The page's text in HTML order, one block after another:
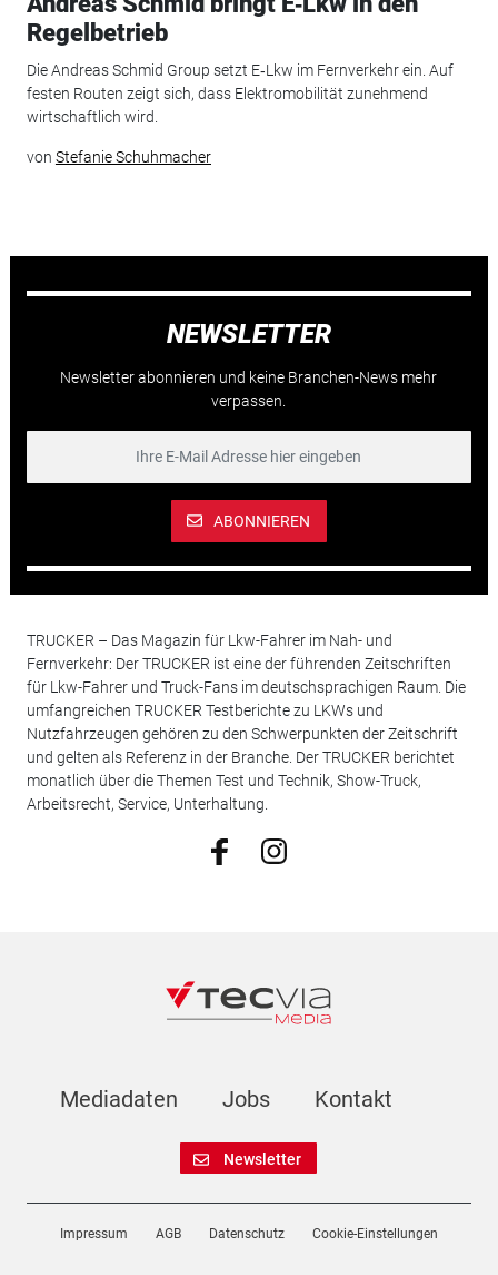
Regelbetrieb
Die Andreas Schmid Group setzt E‑Lkw im Fernverkehr ein. Auf
festen Routen zeigt sich, dass Elektromobilität zunehmend
wirtschaftlich wird.
von Stefanie Schuhmacher
NEWSLETTER
Newsletter abonnieren und keine Branchen-News mehr
verpassen.
ABONNIEREN
TRUCKER – Das Magazin für Lkw-Fahrer im Nah- und
Fernverkehr: Der TRUCKER ist eine der führenden Zeitschriften
für Lkw-Fahrer und Truck-Fans im deutschsprachigen Raum. Die
umfangreichen TRUCKER Testberichte zu LKWs und
Nutzfahrzeugen gehören zu den Schwerpunkten der Zeitschrift
und gelten als Referenz in der Branche. Der TRUCKER berichtet
monatlich über die Themen Test und Technik, Show-Truck,
Arbeitsrecht, Service, Unterhaltung.
Mediadaten Jobs Kontakt
Newsletter
Impressum AGB Datenschutz Cookie-Einstellungen